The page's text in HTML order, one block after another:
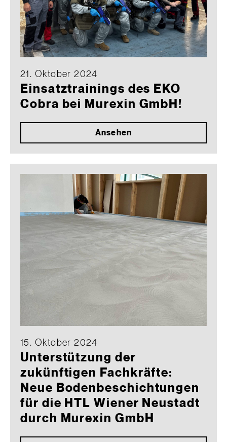
21. Oktober 2024
Einsatztrainings des EKO
Cobra bei Murexin GmbH!
Ansehen
15. Oktober 2024
Unterstützung der
zukünftigen Fachkräfte:
Neue Bodenbeschichtungen
für die HTL Wiener Neustadt
durch Murexin GmbH